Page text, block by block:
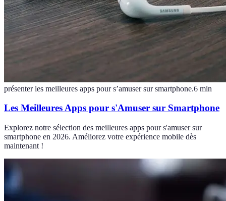
présenter les meilleures apps pour s’amuser sur smartphone.6 min
Les Meilleures Apps pour s'Amuser sur Smartphone
Explorez notre sélection des meilleures apps pour s'amuser sur
smartphone en 2026. Améliorez votre expérience mobile dès
maintenant !